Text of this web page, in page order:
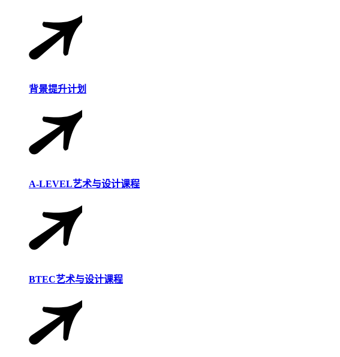
背景提升计划
A-LEVEL艺术与设计课程
BTEC艺术与设计课程